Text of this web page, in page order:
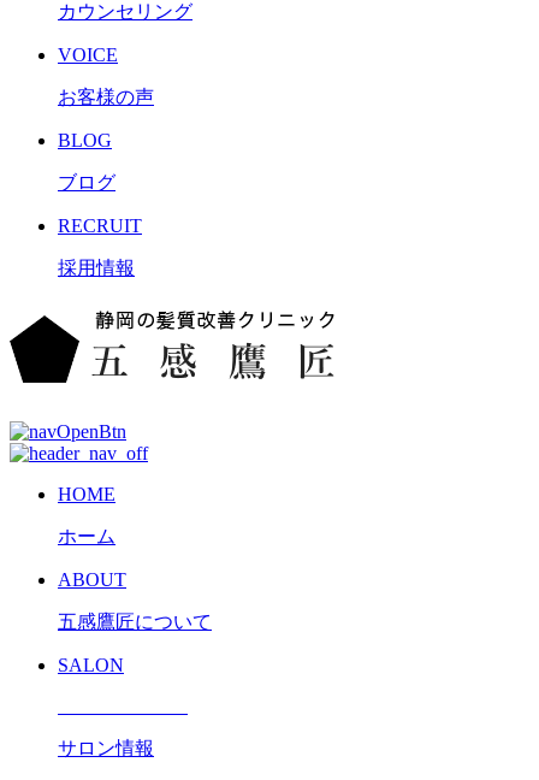
カウンセリング
VOICE
お客様の声
BLOG
ブログ
RECRUIT
採用情報
HOME
ホーム
ABOUT
五感鷹匠について
SALON
サロン情報